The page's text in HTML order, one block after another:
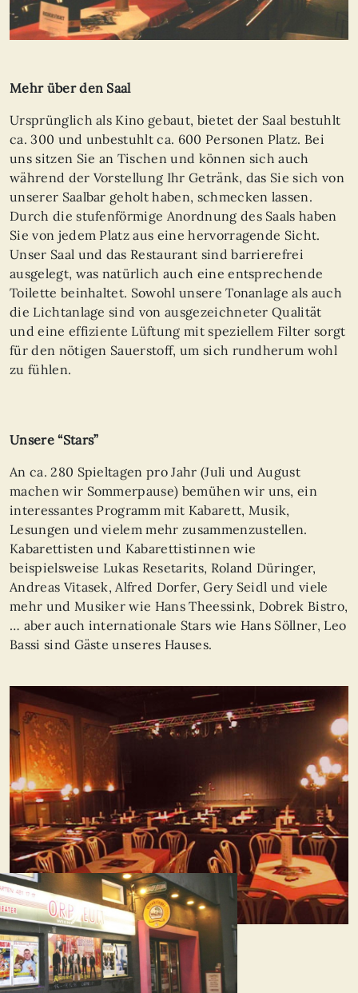
Mehr über den Saal
Ursprünglich als Kino gebaut, bietet der Saal bestuhlt
ca. 300 und unbestuhlt ca. 600 Personen Platz. Bei
uns sitzen Sie an Tischen und können sich auch
während der Vorstellung Ihr Getränk, das Sie sich von
unserer Saalbar geholt haben, schmecken lassen.
Durch die stufenförmige Anordnung des Saals haben
Sie von jedem Platz aus eine hervorragende Sicht.
Unser Saal und das Restaurant sind barrierefrei
ausgelegt, was natürlich auch eine entsprechende
Toilette beinhaltet. Sowohl unsere Tonanlage als auch
die Lichtanlage sind von ausgezeichneter Qualität
und eine effiziente Lüftung mit speziellem Filter sorgt
für den nötigen Sauerstoff, um sich rundherum wohl
zu fühlen.
Unsere “Stars”
An ca. 280 Spieltagen pro Jahr (Juli und August
machen wir Sommerpause) bemühen wir uns, ein
interessantes Programm mit Kabarett, Musik,
Lesungen und vielem mehr zusammenzustellen.
Kabarettisten und Kabarettistinnen wie
beispielsweise Lukas Resetarits, Roland Düringer,
Andreas Vitasek, Alfred Dorfer, Gery Seidl und viele
mehr und Musiker wie Hans Theessink, Dobrek Bistro,
… aber auch internationale Stars wie Hans Söllner, Leo
Bassi sind Gäste unseres Hauses.